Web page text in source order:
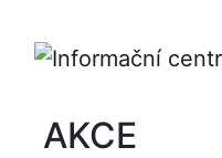
AKCE